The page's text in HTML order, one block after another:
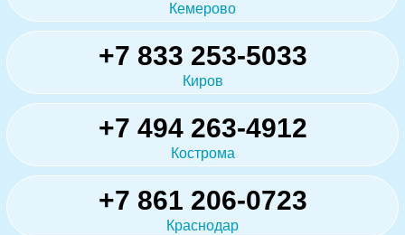
Кемерово
+7 833 253-5033
Киров
+7 494 263-4912
Кострома
+7 861 206-0723
Краснодар